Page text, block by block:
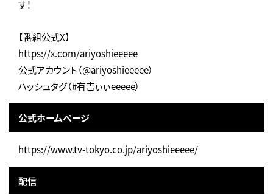
す！
【番組公式X】
https://x.com/ariyoshieeeee
公式アカウント（@ariyoshieeeee）
ハッシュタグ（#有吉ぃぃeeeee）
公式ホームページ
https://www.tv-tokyo.co.jp/ariyoshieeeee/
配信